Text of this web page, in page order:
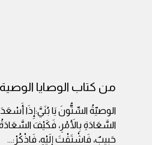
من كتاب الوصايا الوصية 60
الوصيّةُ السِّتُّونَ يَا بُنَيَّ:إِذَا
السَّعَادَةِ بِالأَمْرِ، فَكَيْفَ
حَبِيبٌ، فَاشْتَقْتَ إِلَيْهِ، فَاذْكُرْ:...